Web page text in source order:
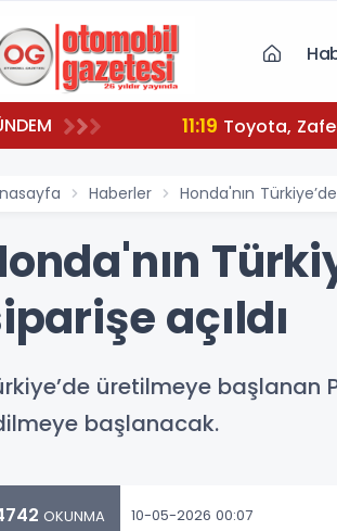
11:19
Haberler Honda'nın
açıldı
üretilmeye başlanan
başlanacak.
OKUNMA 10-05-2026 00:07